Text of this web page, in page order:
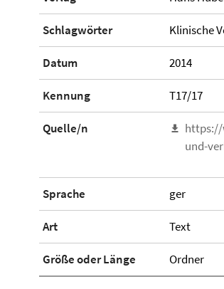
Schlagwörter Klinische
Datum 2014
Kennung T17/17
Quelle/n
https://
und-
Sprache ger
Art Text
Größe oder Länge Ordner